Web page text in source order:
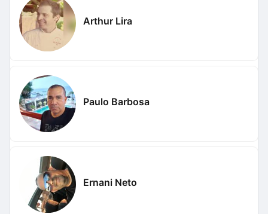
Arthur Lira
Paulo Barbosa
Ernani Neto